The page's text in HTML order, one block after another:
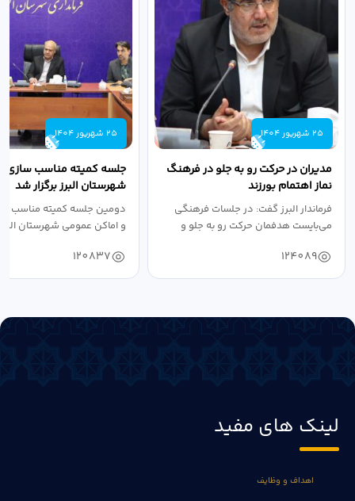
25 شهریور 1404
مدیران در حرکت رو به جلو در فرهنگ
نماز اهتمام بورزند
فرماندار البرز گفت: در جلسات فرهنگی
می‌بایست هدفمان حرکت رو به جلو و
124089
25 شهریور 1404
جلسه کمیته مناسب سازی
شهرستان البرز برگزار شد
دومین جلسه کمیته مناسب
و اماکن عمومی شهرستان
120837
لینک های مفید
اهداف و وظایف